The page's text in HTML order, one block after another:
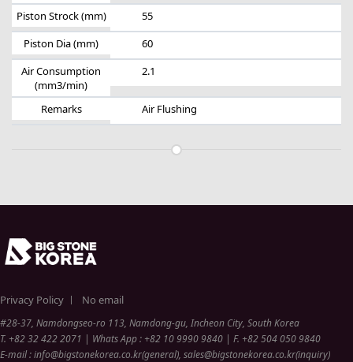
Piston Strock (mm)
55
Piston Dia (mm)
60
Air Consumption
(mm3/min)
2.1
Remarks Air Flushing
Privacy Policy ㅣ No email
#28-37, Namdongseo-ro 113, Namdong-gu, Incheon City, South Korea
T. +82 32 422 2071 | Whats App : +82 10 9990 9840 | F. +82 504 050 9840
E-mail : info@bigstonekorea.co.kr(general), sales@bigstonekorea.co.kr(inquiry)